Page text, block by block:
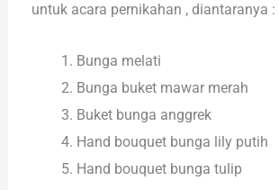
untuk acara pernikahan , diantaranya :
Bunga melati
Bunga buket mawar merah
Buket bunga anggrek
Hand bouquet bunga lily putih
Hand bouquet bunga tulip